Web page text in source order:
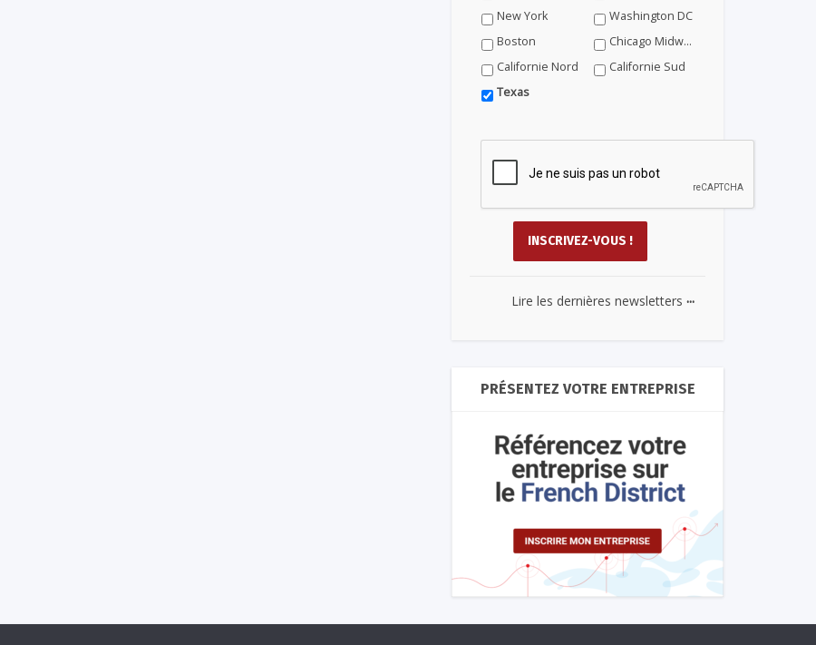
New York
Washington DC
Boston
Chicago Midwest
Californie Nord
Californie Sud
Texas
Lire les dernières newsletters ...
PRÉSENTEZ VOTRE ENTREPRISE